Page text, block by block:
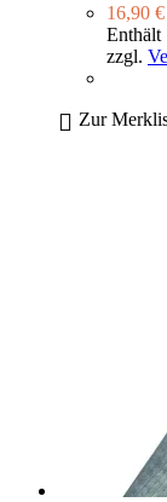
16,90 €
Enthält
zzgl.
Zur